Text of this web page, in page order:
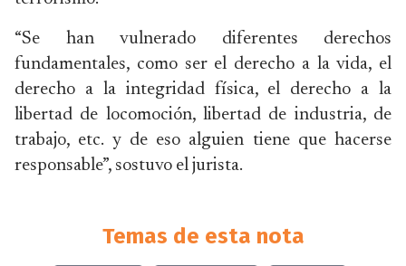
“Se han vulnerado diferentes derechos
fundamentales, como ser el derecho a la vida, el
derecho a la integridad física, el derecho a la
libertad de locomoción, libertad de industria, de
trabajo, etc. y de eso alguien tiene que hacerse
responsable”, sostuvo el jurista.
Temas de esta nota